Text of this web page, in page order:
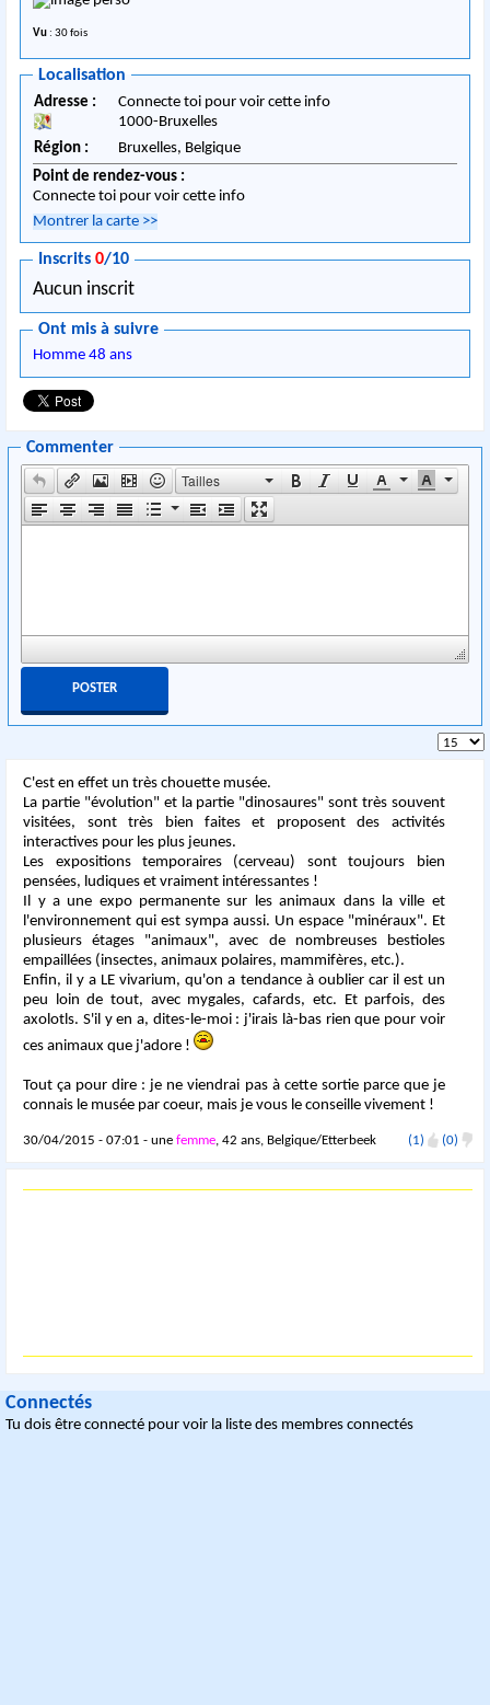
Vu : 30 fois
Localisation
Adresse :
Connecte toi pour voir cette info
1000-Bruxelles
Région :
Bruxelles, Belgique
Point de rendez-vous :
Connecte toi pour voir cette info
Montrer la carte >>
Inscrits0/10
Aucun inscrit
Ont mis à suivre
Homme 48 ans
Commenter
Tailles
C'est en effet un très chouette musée.
La partie "évolution" et la partie "dinosaures" sont très souvent
visitées, sont très bien faites et proposent des activités
interactives pour les plus jeunes.
Les expositions temporaires (cerveau) sont toujours bien
pensées, ludiques et vraiment intéressantes !
Il y a une expo permanente sur les animaux dans la ville et
l'environnement qui est sympa aussi. Un espace "minéraux". Et
plusieurs étages "animaux", avec de nombreuses bestioles
empaillées (insectes, animaux polaires, mammifères, etc.).
Enfin, il y a LE vivarium, qu'on a tendance à oublier car il est un
peu loin de tout, avec mygales, cafards, etc. Et parfois, des
axolotls. S'il y en a, dites-le-moi : j'irais là-bas rien que pour voir
ces animaux que j'adore !
Tout ça pour dire : je ne viendrai pas à cette sortie parce que je
connais le musée par coeur, mais je vous le conseille vivement !
30/04/2015 - 07:01 - unefemme, 42 ans, Belgique/Etterbeek (1) (0)
Connectés
Tu dois être connecté pour voir la liste des membres connectés